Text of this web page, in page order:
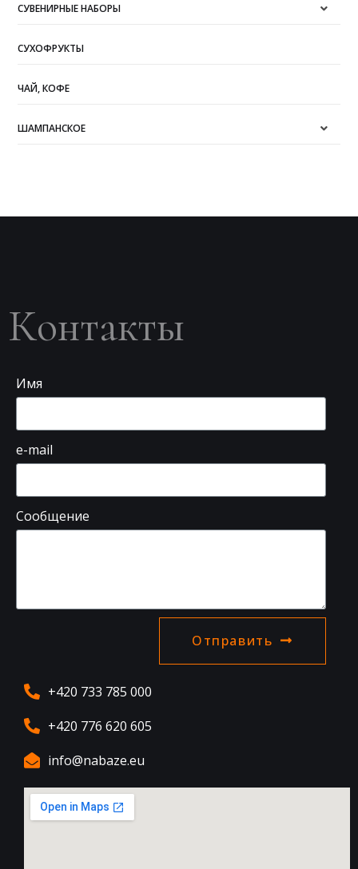
СУВЕНИРНЫЕ НАБОРЫ
СУХОФРУКТЫ
ЧАЙ, КОФЕ
ШАМПАНСКОЕ
Контакты
Имя
e-mail
Сообщение
Отправить
+420 733 785 000
+420 776 620 605
info@nabaze.eu